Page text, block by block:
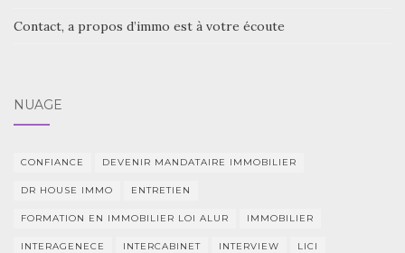
Contact, a propos d’immo est à votre écoute
NUAGE
CONFIANCE DEVENIR MANDATAIRE IMMOBILIER
DR HOUSE IMMO ENTRETIEN
FORMATION EN IMMOBILIER LOI ALUR IMMOBILIER
INTERAGENECE INTERCABINET INTERVIEW LICI